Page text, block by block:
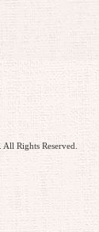
. All Rights Reserved.